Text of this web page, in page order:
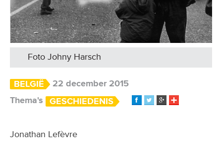
Foto Johny Harsch
BELGIË
22 december 2015
Thema's
GESCHIEDENIS
Jonathan Lefèvre